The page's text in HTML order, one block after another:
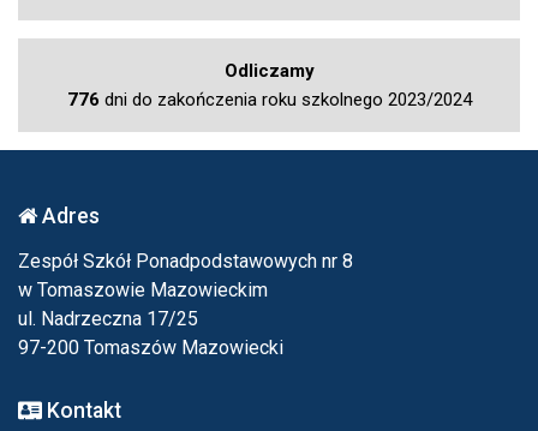
Odliczamy
776 dni do zakończenia roku szkolnego 2023/2024
Adres
Zespół Szkół Ponadpodstawowych nr 8
w Tomaszowie Mazowieckim
ul. Nadrzeczna 17/25
97-200 Tomaszów Mazowiecki
Kontakt